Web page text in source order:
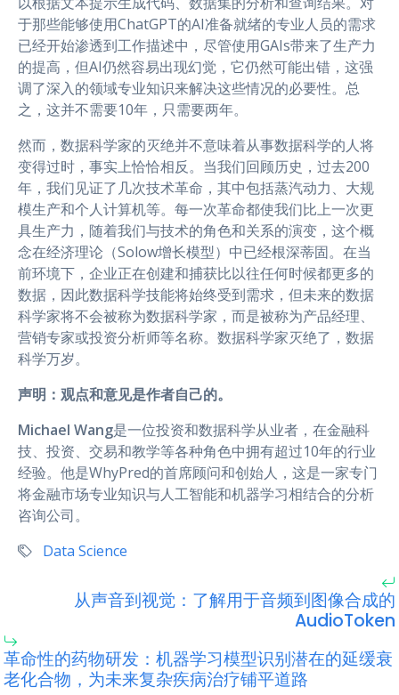
于那些能够使用ChatGPT的AI准备就绪的专业人员的需求
已经开始渗透到工作描述中，尽管使用GAIs带来了生产力
的提高，但AI仍然容易出现幻觉，它仍然可能出错，这强
调了深入的领域专业知识来解决这些情况的必要性。总
之，这并不需要10年，只需要两年。
然而，数据科学家的灭绝并不意味着从事数据科学的人将
变得过时，事实上恰恰相反。当我们回顾历史，过去200
年，我们见证了几次技术革命，其中包括蒸汽动力、大规
模生产和个人计算机等。每一次革命都使我们比上一次更
具生产力，随着我们与技术的角色和关系的演变，这个概
念在经济理论（Solow增长模型）中已经根深蒂固。在当
前环境下，企业正在创建和捕获比以往任何时候都更多的
数据，因此数据科学技能将始终受到需求，但未来的数据
科学家将不会被称为数据科学家，而是被称为产品经理、
营销专家或投资分析师等名称。数据科学家灭绝了，数据
科学万岁。
声明：观点和意见是作者自己的。
Michael Wang是一位投资和数据科学从业者，在金融科
技、投资、交易和教学等各种角色中拥有超过10年的行业
经验。他是WhyPred的首席顾问和创始人，这是一家专门
将金融市场专业知识与人工智能和机器学习相结合的分析
咨询公司。
Data Science
从声音到视觉：了解用于音频到图像合成的
AudioToken
革命性的药物研发：机器学习模型识别潜在的延缓衰
老化合物，为未来复杂疾病治疗铺平道路